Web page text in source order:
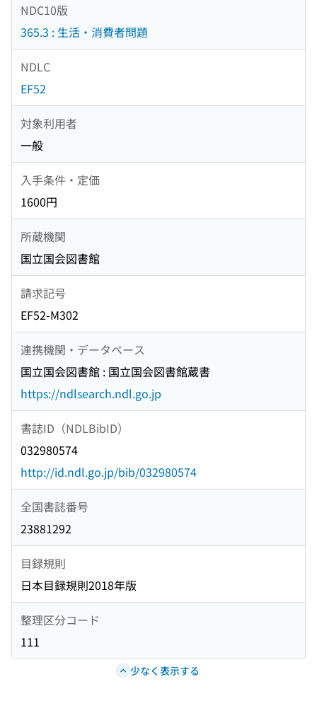
NDC10版
365.3 : 生活・消費者問題
NDLC
EF52
対象利用者
一般
入手条件・定価
1600円
所蔵機関
国立国会図書館
請求記号
EF52-M302
連携機関・データベース
国立国会図書館 : 国立国会図書館蔵書
https://ndlsearch.ndl.go.jp
書誌ID（NDLBibID）
032980574
http://id.ndl.go.jp/bib/032980574
全国書誌番号
23881292
目録規則
日本目録規則2018年版
整理区分コード
111
少なく表示する